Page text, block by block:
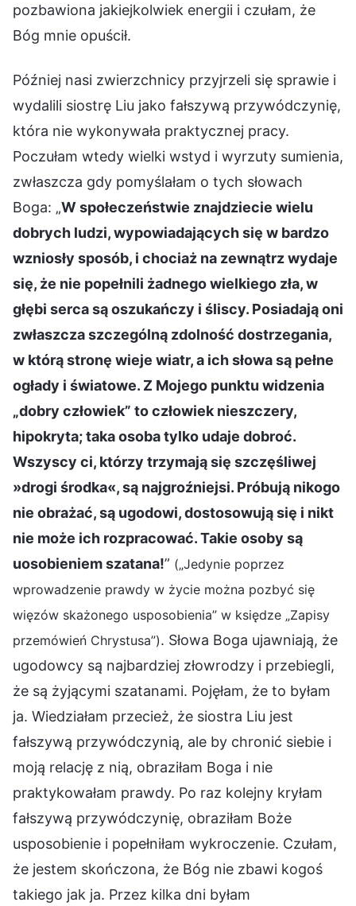
pozbawiona jakiejkolwiek energii i czułam, że
Bóg mnie opuścił.
Później nasi zwierzchnicy przyjrzeli się sprawie i
wydalili siostrę Liu jako fałszywą przywódczynię,
która nie wykonywała praktycznej pracy.
Poczułam wtedy wielki wstyd i wyrzuty sumienia,
zwłaszcza gdy pomyślałam o tych słowach
Boga: „W społeczeństwie znajdziecie wielu
dobrych ludzi, wypowiadających się w bardzo
wzniosły sposób, i chociaż na zewnątrz wydaje
się, że nie popełnili żadnego wielkiego zła, w
głębi serca są oszukańczy i śliscy. Posiadają oni
zwłaszcza szczególną zdolność dostrzegania,
w którą stronę wieje wiatr, a ich słowa są pełne
ogłady i światowe. Z Mojego punktu widzenia
„dobry człowiek” to człowiek nieszczery,
hipokryta; taka osoba tylko udaje dobroć.
Wszyscy ci, którzy trzymają się szczęśliwej
»drogi środka«, są najgroźniejsi. Próbują nikogo
nie obrażać, są ugodowi, dostosowują się i nikt
nie może ich rozpracować. Takie osoby są
uosobieniem szatana!” („Jedynie poprzez
wprowadzenie prawdy w życie można pozbyć się
więzów skażonego usposobienia” w księdze „Zapisy
przemówień Chrystusa”). Słowa Boga ujawniają, że
ugodowcy są najbardziej złowrodzy i przebiegli,
że są żyjącymi szatanami. Pojęłam, że to byłam
ja. Wiedziałam przecież, że siostra Liu jest
fałszywą przywódczynią, ale by chronić siebie i
moją relację z nią, obraziłam Boga i nie
praktykowałam prawdy. Po raz kolejny kryłam
fałszywą przywódczynię, obraziłam Boże
usposobienie i popełniłam wykroczenie. Czułam,
że jestem skończona, że Bóg nie zbawi kogoś
takiego jak ja. Przez kilka dni byłam